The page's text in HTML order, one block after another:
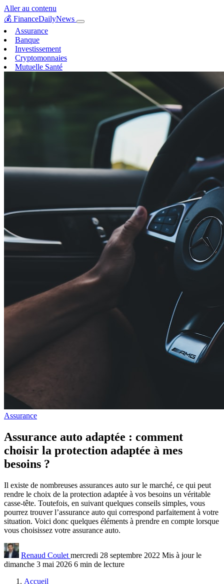
Aller au contenu
💰 FinanceDailyNews
Assurance
Banque
Investissement
Cryptomonnaies
Mutuelle Santé
Assurance
Assurance auto adaptée : comment
choisir la protection adaptée à mes
besoins ?
Il existe de nombreuses assurances auto sur le marché, ce qui peut
rendre le choix de la protection adaptée à vos besoins un véritable
casse-tête. Toutefois, en suivant quelques conseils simples, vous
pourrez trouver l’assurance auto qui correspond parfaitement à votre
situation. Voici donc quelques éléments à prendre en compte lorsque
vous choisissez votre assurance auto.
Renaud Coulet mercredi 28 septembre 2022 Mis à jour le
dimanche 3 mai 2026 6 min de lecture
Accueil